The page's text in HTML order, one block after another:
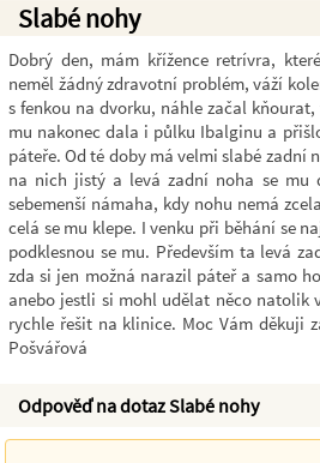
Slabé nohy
Dobrý den, mám křížence retrívra,
neměl žádný zdravotní problém, váží
s fenkou na dvorku, náhle začal
mu nakonec dala i půlku Ibalginu a
páteře. Od té doby má velmi slabé zadní
na nich jistý a levá zadní noha se mu
sebemenší námaha, kdy nohu nemá
celá se mu klepe. I venku při běhání se
podklesnou se mu. Především ta levá
zda si jen možná narazil páteř a samo
anebo jestli si mohl udělat něco natolik
rychle řešit na klinice. Moc Vám děkuji
Pošvářová
Odpověď na dotaz Slabé nohy